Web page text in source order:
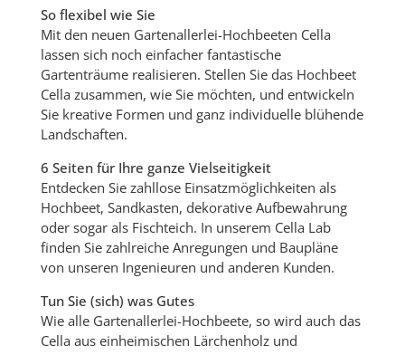
So flexibel wie Sie
Mit den neuen Gartenallerlei-Hochbeeten Cella
lassen sich noch einfacher fantastische
Gartenträume realisieren. Stellen Sie das Hochbeet
Cella zusammen, wie Sie möchten, und entwickeln
Sie kreative Formen und ganz individuelle blühende
Landschaften.
6 Seiten für Ihre ganze Vielseitigkeit
Entdecken Sie zahllose Einsatzmöglichkeiten als
Hochbeet, Sandkasten, dekorative Aufbewahrung
oder sogar als Fischteich. In unserem Cella Lab
finden Sie zahlreiche Anregungen und Baupläne
von unseren Ingenieuren und anderen Kunden.
Tun Sie (sich) was Gutes
Wie alle Gartenallerlei-Hochbeete, so wird auch das
Cella aus einheimischen Lärchenholz und